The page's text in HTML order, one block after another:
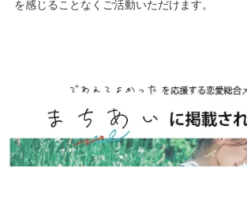
を感じることなくご活動いただけます。